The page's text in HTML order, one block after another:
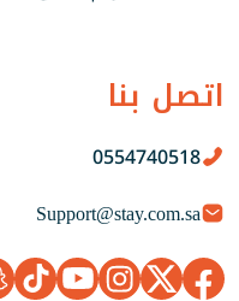
اتصل بنا
0554740518
Support@stay.com.sa